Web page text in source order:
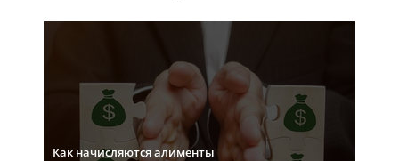
Как начисляются алименты